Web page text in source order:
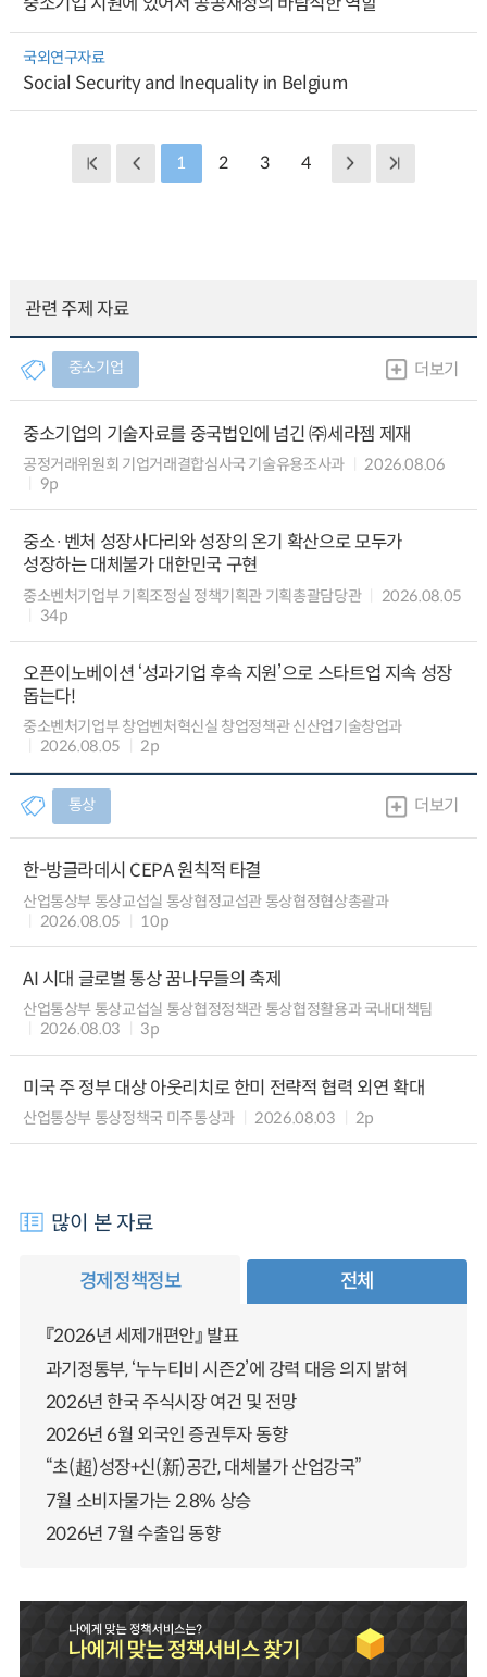
국외연구자료
Social Security and Inequality in Belgium
1 2 3 4
관련 주제 자료
중소기업 더보기
중소기업의 기술자료를 중국법인에 넘긴 ㈜세라젬 제재
공정거래위원회 기업거래결합심사국 기술유용조사과
2026.08.06
9p
중소·벤처 성장사다리와 성장의 온기 확산으로 모두가
성장하는 대체불가 대한민국 구현
중소벤처기업부 기획조정실 정책기획관 기획총괄담당관
2026.08.05
34p
오픈이노베이션 ‘성과기업 후속 지원’으로 스타트업 지속 성장
돕는다!
중소벤처기업부 창업벤처혁신실 창업정책관 신산업기술창업과
2026.08.05
2p
통상 더보기
한-방글라데시 CEPA 원칙적 타결
산업통상부 통상교섭실 통상협정교섭관 통상협정협상총괄과
2026.08.05
10p
AI 시대 글로벌 통상 꿈나무들의 축제
산업통상부 통상교섭실 통상협정정책관 통상협정활용과 국내대책팀
2026.08.03
3p
미국 주 정부 대상 아웃리치로 한미 전략적 협력 외연 확대
산업통상부 통상정책국 미주통상과 2026.08.03 2p
많이 본 자료
경제정책정보 전체
『2026년 세제개편안』 발표
과기정통부, ‘누누티비 시즌2’에 강력 대응 의지 밝혀
2026년 한국 주식시장 여건 및 전망
2026년 6월 외국인 증권투자 동향
“초(超)성장+신(新)공간, 대체불가 산업강국”
7월 소비자물가는 2.8% 상승
2026년 7월 수출입 동향